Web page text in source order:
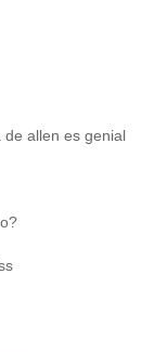
allen es genial